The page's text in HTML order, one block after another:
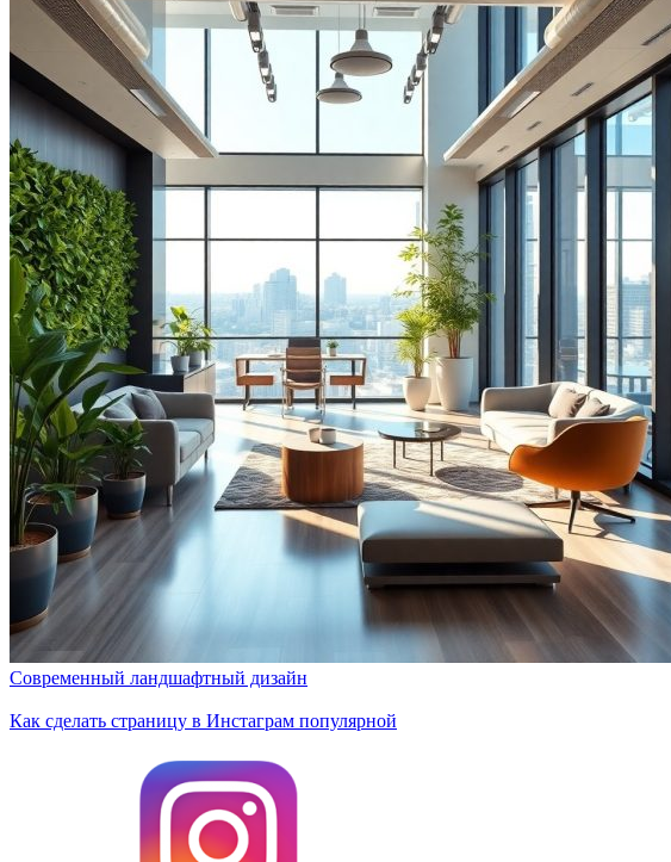
Современный ландшафтный дизайн
Как сделать страницу в Инстаграм популярной